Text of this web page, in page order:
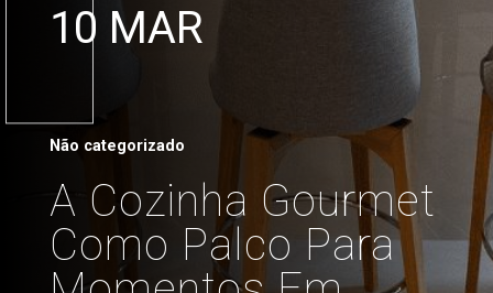
10 MAR
Não categorizado
A Cozinha Gourmet
Como Palco Para